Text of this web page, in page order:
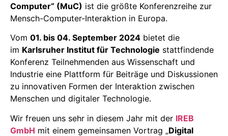
Computer“ (MuC) ist die größte Konferenzreihe zur
Mensch-Computer-Interaktion in Europa.
Vom 01. bis 04. September 2024 bietet die
im Karlsruher Institut für Technologie stattfindende
Konferenz Teilnehmenden aus Wissenschaft und
Industrie eine Plattform für Beiträge und Diskussionen
zu innovativen Formen der Interaktion zwischen
Menschen und digitaler Technologie.
Wir freuen uns sehr in diesem Jahr mit der IREB
GmbH mit einem gemeinsamen Vortrag „Digital